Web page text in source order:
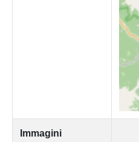
Immagini